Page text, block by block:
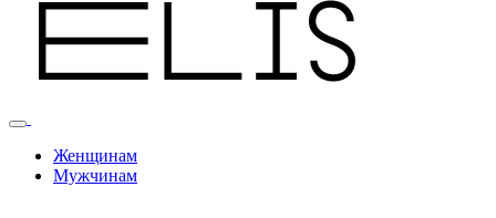
Женщинам
Мужчинам